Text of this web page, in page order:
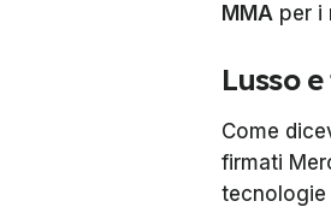
MMA per i
Lusso
Come
firmati
tecnologie